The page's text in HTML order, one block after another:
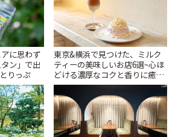
に思わず
ン」で出
りっぷ
東京&横浜で見つけた、ミルク
ティーの美味しいお店6選~心ほ
どける濃厚なコクと香りに癒や
されるティータイム~ | ことりっ
ぷ